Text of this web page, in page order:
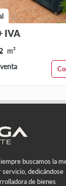
IVA
m²
buscamos la
dedicándose
de bienes